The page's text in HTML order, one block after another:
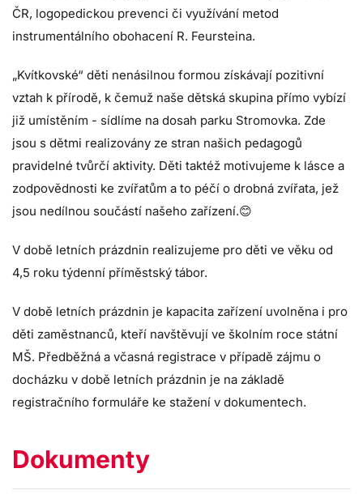
ČR, logopedickou prevenci či využívání metod
instrumentálního obohacení R. Feursteina.
„Kvítkovské“ děti nenásilnou formou získávají pozitivní
vztah k přírodě, k čemuž naše dětská skupina přímo vybízí
již umístěním - sídlíme na dosah parku Stromovka. Zde
jsou s dětmi realizovány ze stran našich pedagogů
pravidelné tvůrčí aktivity. Děti taktéž motivujeme k lásce a
zodpovědnosti ke zvířatům a to péčí o drobná zvířata, jež
jsou nedílnou součástí našeho zařízení.😊
V době letních prázdnin realizujeme pro děti ve věku od
4,5 roku týdenní příměstský tábor.
V době letních prázdnin je kapacita zařízení uvolněna i pro
děti zaměstnanců, kteří navštěvují ve školním roce státní
MŠ. Předběžná a včasná registrace v případě zájmu o
docházku v době letních prázdnin je na základě
registračního formuláře ke stažení v dokumentech.
Dokumenty